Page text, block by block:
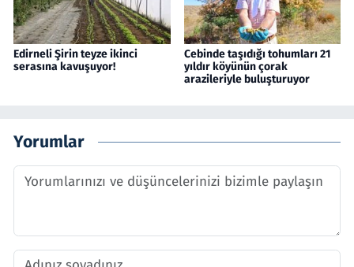
Edirneli Şirin teyze ikinci
serasına kavuşuyor!
Cebinde taşıdığı tohumları 21
yıldır köyünün çorak
arazileriyle buluşturuyor
Yorumlar